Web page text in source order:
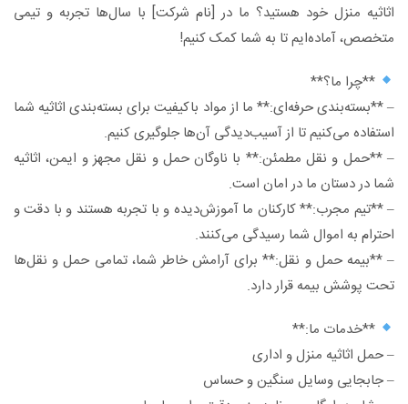
اثاثیه منزل خود هستید؟ ما در [نام شرکت] با سال‌ها تجربه و تیمی
متخصص، آماده‌ایم تا به شما کمک کنیم!
**چرا ما؟**
– **بسته‌بندی حرفه‌ای:** ما از مواد باکیفیت برای بسته‌بندی اثاثیه شما
استفاده می‌کنیم تا از آسیب‌دیدگی آن‌ها جلوگیری کنیم.
– **حمل و نقل مطمئن:** با ناوگان حمل و نقل مجهز و ایمن، اثاثیه
شما در دستان ما در امان است.
– **تیم مجرب:** کارکنان ما آموزش‌دیده و با تجربه هستند و با دقت و
احترام به اموال شما رسیدگی می‌کنند.
– **بیمه حمل و نقل:** برای آرامش خاطر شما، تمامی حمل و نقل‌ها
تحت پوشش بیمه قرار دارد.
**خدمات ما:**
– حمل اثاثیه منزل و اداری
– جابجایی وسایل سنگین و حساس